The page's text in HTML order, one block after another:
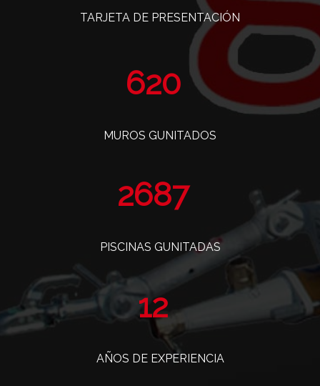
TARJETA DE PRESENTACIÓN
760
MUROS GUNITADOS
3295
PISCINAS GUNITADAS
14
AÑOS DE EXPERIENCIA